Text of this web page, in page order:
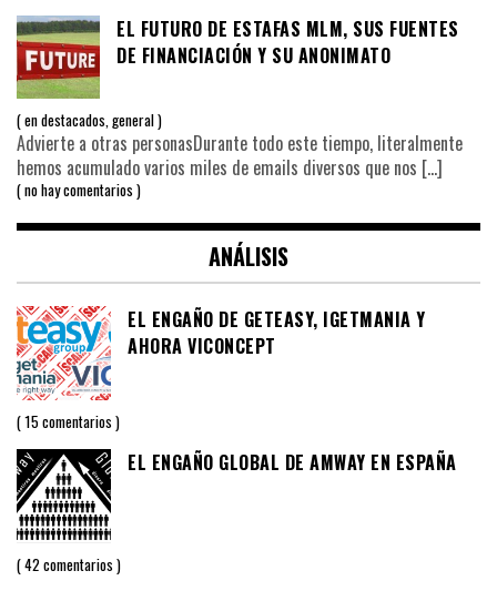
EL FUTURO DE ESTAFAS MLM, SUS FUENTES
DE FINANCIACIÓN Y SU ANONIMATO
endestacados,general
Advierte a otras personasDurante todo este tiempo, literalmente
hemos acumulado varios miles de emails diversos que nos […]
no hay comentarios
ANÁLISIS
EL ENGAÑO DE GETEASY, IGETMANIA Y
AHORA VICONCEPT
15 comentarios
EL ENGAÑO GLOBAL DE AMWAY EN ESPAÑA
42 comentarios